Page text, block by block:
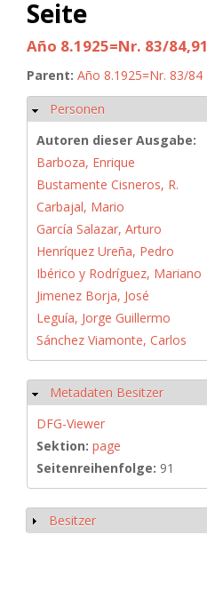
Seite
Año 8.1925=Nr. 83/84,91
Parent: Año 8.1925=Nr. 83/84
Hide
Personen
Autoren dieser Ausgabe:
Barboza, Enrique
Bustamente Cisneros, R.
Carbajal, Mario
García Salazar, Arturo
Henríquez Ureña, Pedro
Ibérico y Rodríguez, Mariano
Jimenez Borja, José
Leguía, Jorge Guillermo
Sánchez Viamonte, Carlos
Hide
Metadaten Besitzer
DFG-Viewer
Sektion: page
Seitenreihenfolge: 91
Show
Besitzer